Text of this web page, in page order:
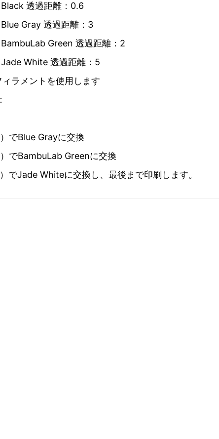
透過距離：0.6
Gray 透過距離：3
Green 透過距離：2
White 透過距離：5
ラメントを使用します
でBlue Grayに交換
でBambuLab Greenに交換
でJade Whiteに交換し、最後まで印刷します。